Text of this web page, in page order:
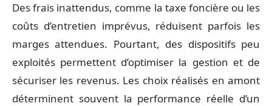
Des frais inattendus, comme la taxe foncière ou les
coûts d’entretien imprévus, réduisent parfois les
marges attendues. Pourtant, des dispositifs peu
exploités permettent d’optimiser la gestion et de
sécuriser les revenus. Les choix réalisés en amont
déterminent souvent la performance réelle d’un